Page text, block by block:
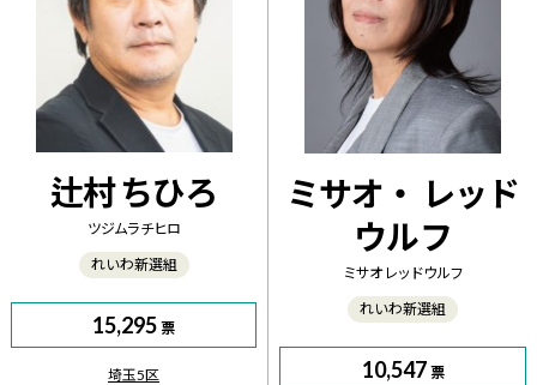
辻村 ちひろ
ツジムラ チヒロ
れいわ新選組
15,295 票
埼玉5区
ミサオ・ レッド
ウルフ
ミサオ レッドウルフ
れいわ新選組
10,547 票